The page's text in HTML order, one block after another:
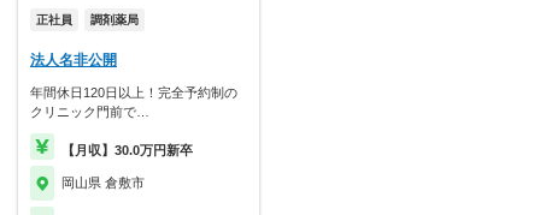
正社員 調剤薬局
法人名非公開
年間休日120日以上！完全予約制の
クリニック門前で…
【月収】30.0万円新卒
岡山県 倉敷市